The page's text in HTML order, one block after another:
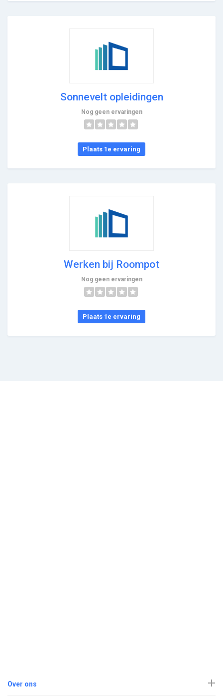
Sonnevelt opleidingen
Nog geen ervaringen
Plaats 1e ervaring
Werken bij Roompot
Nog geen ervaringen
Plaats 1e ervaring
Over ons